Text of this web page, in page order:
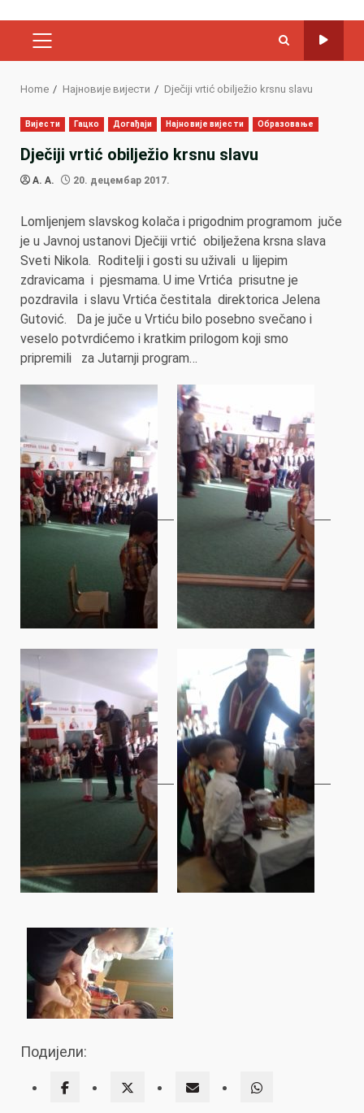
PRIMARY
Home Најновије вијести Dječiji vrtić obilježio krsnu slavu
Вијести Гацко Догађаји Најновије вијести Образовање
Dječiji vrtić obilježio krsnu slavu
A. A. 20. децембар 2017.
Lomljenjem slavskog kolača i prigodnim programom juče
je u Javnoj ustanovi Dječiji vrtić obilježena krsna slava
Sveti Nikola. Roditelji i gosti su uživali u lijepim
zdravicama i pjesmama. U ime Vrtića prisutne je
pozdravila i slavu Vrtića čestitala direktorica Jelena
Gutović. Da je juče u Vrtiću bilo posebno svečano i
veselo potvrdićemo i kratkim prilogom koji smo
pripremili za Jutarnji program…
Подијели: